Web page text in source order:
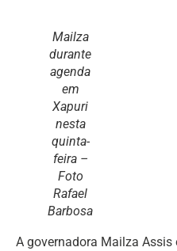
Mailza
durante
agenda
em
Xapuri
nesta
quinta-
feira –
Foto
Rafael
Barbosa
A governadora Mailza Assis